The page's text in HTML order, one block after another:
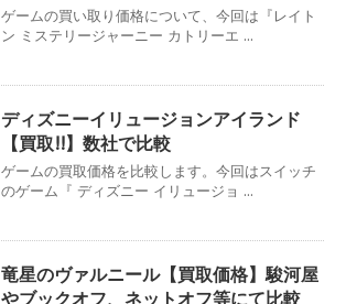
ゲームの買い取り価格について、今回は『レイト
ン ミステリージャーニー カトリーエ ...
ディズニーイリュージョンアイランド
【買取!!】数社で比較
ゲームの買取価格を比較します。今回はスイッチ
のゲーム『 ディズニー イリュージョ ...
竜星のヴァルニール【買取価格】駿河屋
やブックオフ、ネットオフ等にて比較